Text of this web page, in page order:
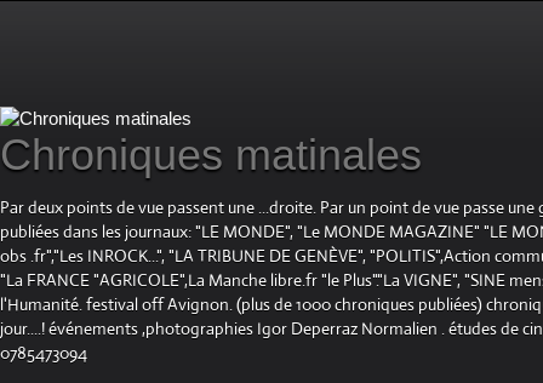
Chroniques matinales
Par deux points de vue passent une ...droite. Par un point de vue passe
publiées dans les journaux: "LE MONDE", "Le MONDE MAGAZINE" "LE
obs .fr","Les INROCK...", "LA TRIBUNE DE GENÈVE", "POLITIS",Action
"La FRANCE "AGRICOLE",La Manche libre.fr "le Plus"."La VIGNE", "SINE
l'Humanité. festival off Avignon. (plus de 1000 chroniques publiées)
jour....! événements ,photographies Igor Deperraz Normalien . études de
0785473094